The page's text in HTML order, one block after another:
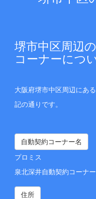
堺市中区周辺
コーナーにつ
大阪府堺市中区周辺にあ
記の通りです。
自動契約コーナー名
プロミス
泉北深井自動契約コーナ
住所